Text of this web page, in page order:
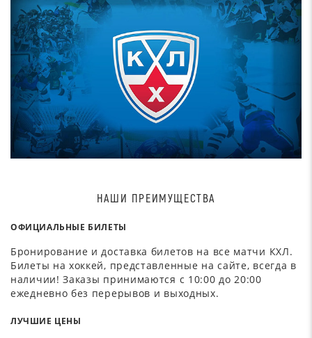
НАШИ ПРЕИМУЩЕСТВА
ОФИЦИАЛЬНЫЕ БИЛЕТЫ
Бронирование и доставка билетов на все матчи КХЛ.
Билеты на хоккей, представленные на сайте, всегда в
наличии! Заказы принимаются с 10:00 до 20:00
ежедневно без перерывов и выходных.
ЛУЧШИЕ ЦЕНЫ